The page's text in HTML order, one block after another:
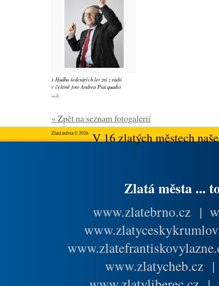
x Hudba šedesátých let zní z rádií
v češtině foto Andrea Piacquadio
...>
« Zpět na seznam fotogalerií
Zlatá města © 2026V 16 zlatých městech
Zlatá města ...
www.zlatebrno.cz |
www.zlatycheb.cz